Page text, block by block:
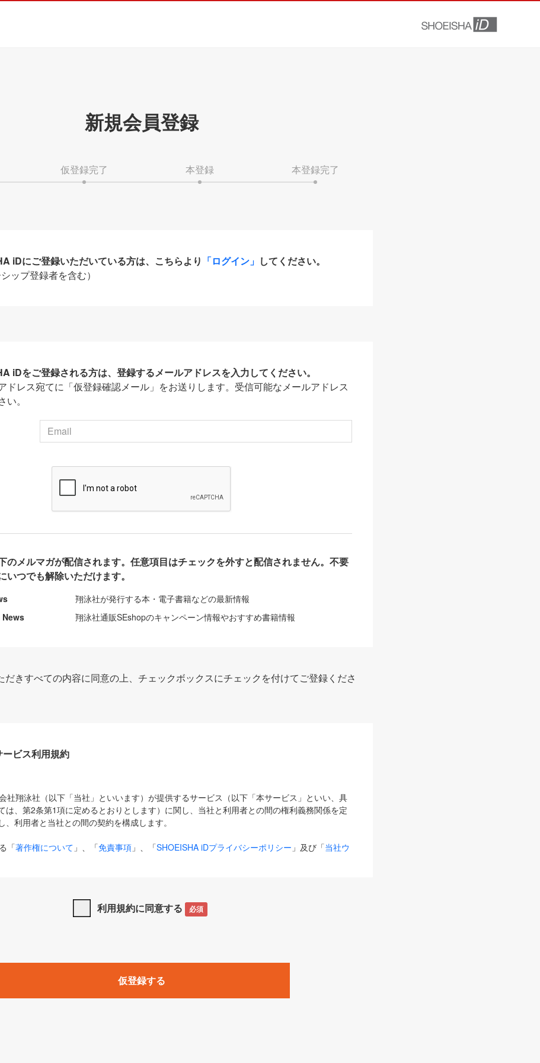
新規会員登録
仮登録完了 本登録 本登録完了
iDにご登録いただいている方は、こちらより 「ログイン」 してください。
ップ登録者を含む）
iDをご登録される方は、登録するメールアドレスを入力してください。
ドレス宛てに「仮登録確認メール」をお送りします。受信可能なメールアドレス
。
のメルマガが配信されます。任意項目はチェックを外すと配信されません。不要
いつでも解除いただけます。
翔泳社が発行する本・電子書籍などの最新情報
翔泳社通販SEshopのキャンペーン情報やおすすめ書籍情報
だきすべての内容に同意の上、チェックボックスにチェックを付けてご登録くださ
ビス利用規約
社翔泳社（以下「当社」といいます）が提供するサービス（以下「本サービス」といい、具
は、第2条第1項に定めるとおりとします）に関し、当社と利用者との間の権利義務関係を定
、利用者と当社との間の契約を構成します。
「著作権について 」、「免責事項 」、「SHOEISHA iDプライバシーポリシー 」及び「当社ウ
優先して適用されるものとします。
は、当社が提供する以下のサービス（名称や内容が変更された場合、変更後のサービスを含
サービスに関連して当社が実施するイベントやキャンペーンをいいます。
」「CodeZine」「MarkeZine」「EnterpriseZine」「ECzine」「Biz/Zine」「HRzine」
利用規約に同意する 必須
仮登録する